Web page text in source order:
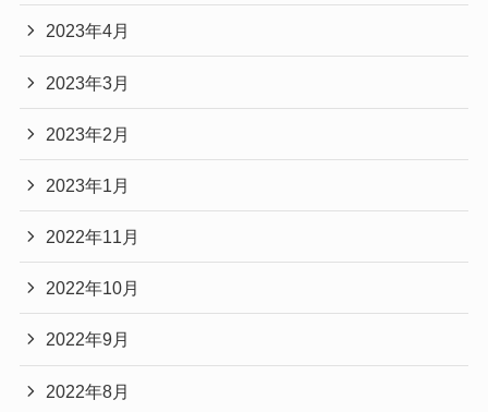
2023年4月
2023年3月
2023年2月
2023年1月
2022年11月
2022年10月
2022年9月
2022年8月